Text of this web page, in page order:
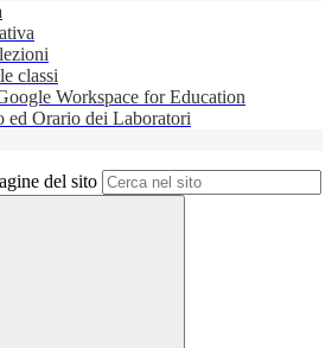
classi
Workspace for Education
ed Orario dei Laboratori
del sito